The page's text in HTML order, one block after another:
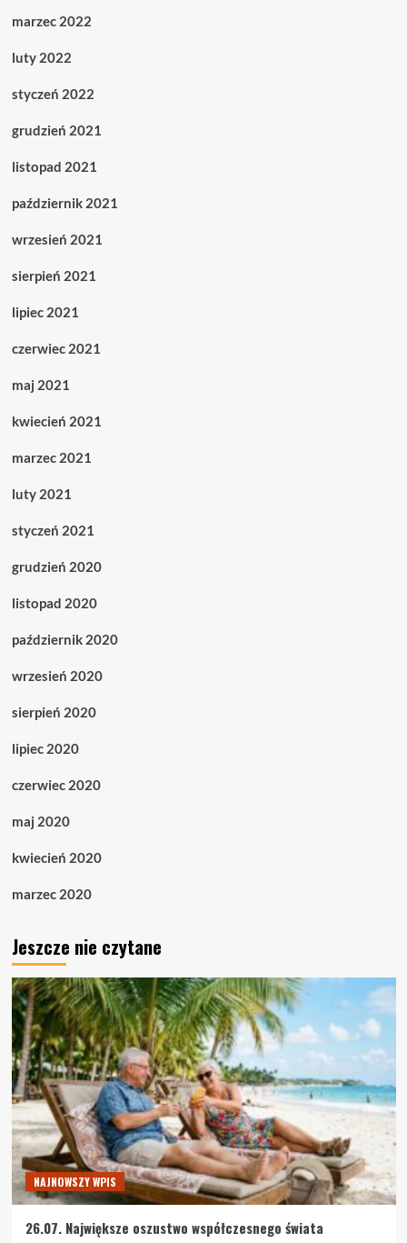
marzec 2022
luty 2022
styczeń 2022
grudzień 2021
listopad 2021
październik 2021
wrzesień 2021
sierpień 2021
lipiec 2021
czerwiec 2021
maj 2021
kwiecień 2021
marzec 2021
luty 2021
styczeń 2021
grudzień 2020
listopad 2020
październik 2020
wrzesień 2020
sierpień 2020
lipiec 2020
czerwiec 2020
maj 2020
kwiecień 2020
marzec 2020
Jeszcze nie czytane
NAJNOWSZY WPIS
26.07. Największe oszustwo współczesnego świata